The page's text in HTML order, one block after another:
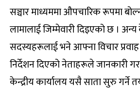
सञ्चार माध्यममा औपचारिक रूपमा
लामालाई जिम्मेवारी दिइएको छ । अन्य
सदस्यहरूलाई भने आफ्ना विचार प्रवाह
निर्देशन दिएको नेताहरूले जानकारी
केन्द्रीय कार्यालय यसै साता सुरु गर्ने